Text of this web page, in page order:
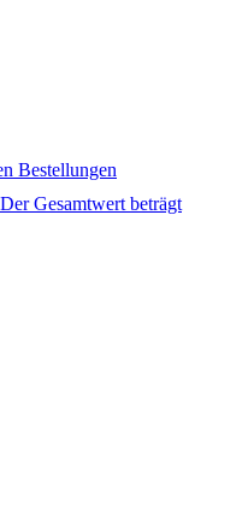
Bestellungen
Gesamtwert beträgt